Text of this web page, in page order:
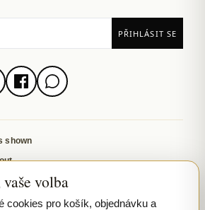
shown
delivery
where published
volba
cookies pro košík, objednávku a